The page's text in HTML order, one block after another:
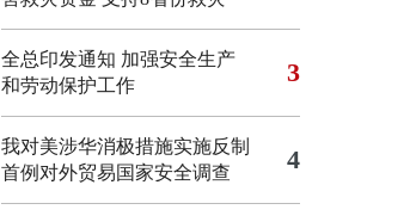
全总印发通知 加强安全生产
和劳动保护工作
3
我对美涉华消极措施实施反制
首例对外贸易国家安全调查
4